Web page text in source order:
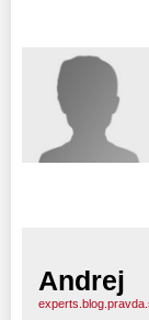
Andrej